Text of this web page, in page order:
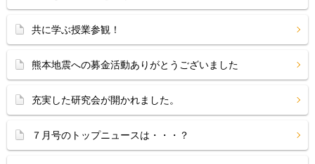
共に学ぶ授業参観！
熊本地震への募金活動ありがとうございました
充実した研究会が開かれました。
７月号のトップニュースは・・・？